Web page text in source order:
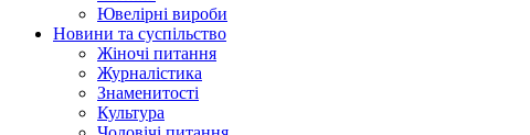
Ювелірні вироби
Новини та суспільство
Жіночі питання
Журналістика
Знаменитості
Культура